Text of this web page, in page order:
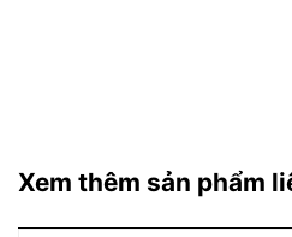
Xem thêm sản phẩm